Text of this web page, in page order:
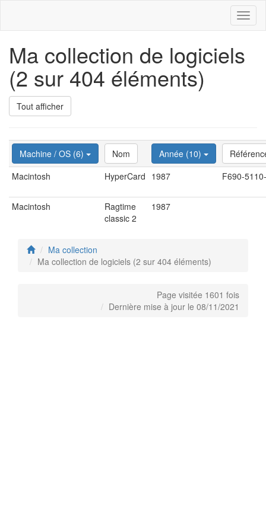
Ma collection de logiciels
(2 sur 404 éléments)
Tout afficher
Machine / OS (6) Nom Année (10)
Macintosh
HyperCard 1987 F690-
Macintosh
Ragtime
classic 2
1987
Ma collection
Ma collection de logiciels (2 sur 404 éléments)
Page visitée 1601 fois
Dernière mise à jour le 08/11/2021